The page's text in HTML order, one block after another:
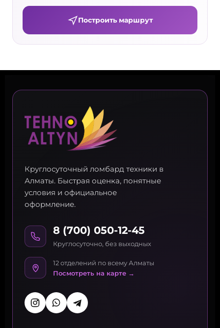
Построить маршрут
Круглосуточный ломбард техники в
Алматы. Быстрая оценка, понятные
условия и официальное
оформление.
8 (700) 050-12-45
Круглосуточно, без выходных
12 отделений по всему Алматы
Посмотреть на карте →